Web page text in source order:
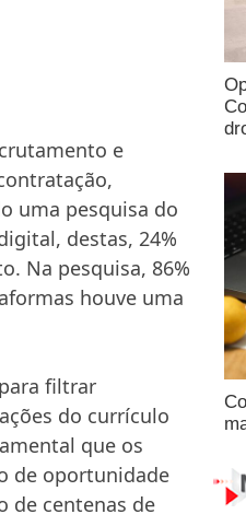
e
uma pesquisa do
destas, 24%
Na pesquisa, 86%
houve uma
filtrar
do currículo
que os
de oportunidade
de centenas de